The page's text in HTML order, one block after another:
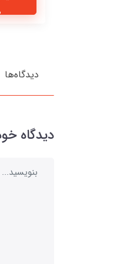
دیدگاه‌ها
دیدگاه